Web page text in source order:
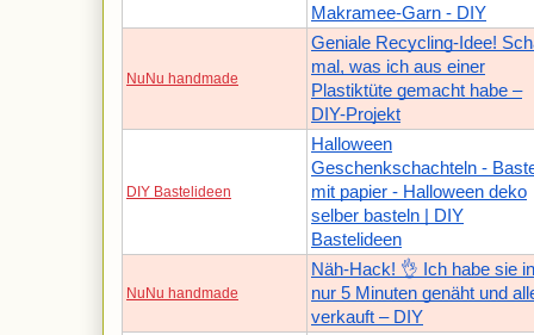
Makramee-Garn - DIY
NuNu handmade
Geniale Recycling-Idee!
mal, was ich aus einer
Plastiktüte gemacht habe –
DIY-Projekt
DIY Bastelideen
Halloween
Geschenkschachteln -
mit papier - Halloween deko
selber basteln | DIY
Bastelideen
NuNu handmade
Näh-Hack! 👌 Ich habe sie in
nur 5 Minuten genäht und
verkauft – DIY